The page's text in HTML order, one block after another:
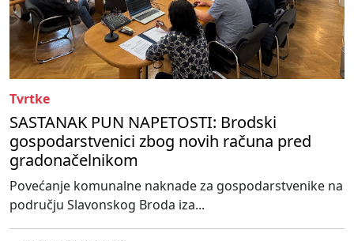
Tvrtke
SASTANAK PUN NAPETOSTI: Brodski
gospodarstvenici zbog novih računa pred
gradonačelnikom
Povećanje komunalne naknade za gospodarstvenike na
području Slavonskog Broda iza...